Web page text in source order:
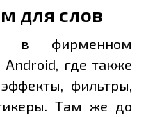
для слов
в фирменном
где также
фильтры,
Там же до